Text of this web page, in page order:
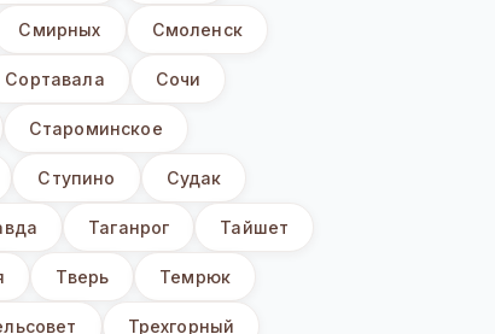
Смирных Смоленск
Сортавала Сочи
Староминское
Ступино Судак
Таганрог Тайшет
Тверь Темрюк
Трехгорный